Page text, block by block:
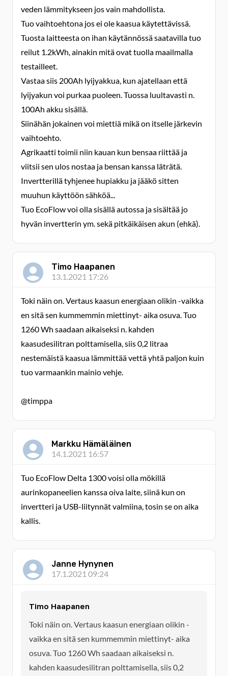
veden lämmitykseen jos vain mahdollista.
Tuo vaihtoehtona jos ei ole kaasua käytettävissä.
Tuosta laitteesta on ihan käytännössä saatavilla tuo
reilut 1.2kWh, ainakin mitä ovat tuolla maailmalla
testailleet.
Vastaa siis 200Ah lyijyakkua, kun ajatellaan että
lyijyakun voi purkaa puoleen. Tuossa luultavasti n.
100Ah akku sisällä.
Siinähän jokainen voi miettiä mikä on itselle järkevin
vaihtoehto.
Agrikaatti toimii niin kauan kun bensaa riittää ja
viitsii sen ulos nostaa ja bensan kanssa läträtä.
Invertterillä tyhjenee hupiakku ja jääkö sitten
muuhun käyttöön sähköä...
Tuo EcoFlow voi olla sisällä autossa ja sisältää jo
hyvän invertterin ym. sekä pitkäikäisen akun (ehkä).
Timo Haapanen
13.1.2021 17:26
Toki näin on. Vertaus kaasun energiaan olikin -vaikka
en sitä sen kummemmin miettinyt- aika osuva. Tuo
1260 Wh saadaan aikaiseksi n. kahden
kaasudesilitran polttamisella, siis 0,2 litraa
nestemäistä kaasua lämmittää vettä yhtä paljon kuin
tuo varmaankin mainio vehje.
@timppa
Markku Hämäläinen
14.1.2021 16:57
Tuo EcoFlow Delta 1300 voisi olla mökillä
aurinkopaneelien kanssa oiva laite, siinä kun on
invertteri ja USB-liitynnät valmiina, tosin se on aika
kallis.
Janne Hynynen
17.1.2021 09:24
Timo Haapanen
Toki näin on. Vertaus kaasun energiaan olikin -
vaikka en sitä sen kummemmin miettinyt- aika
osuva. Tuo 1260 Wh saadaan aikaiseksi n.
kahden kaasudesilitran polttamisella, siis 0,2